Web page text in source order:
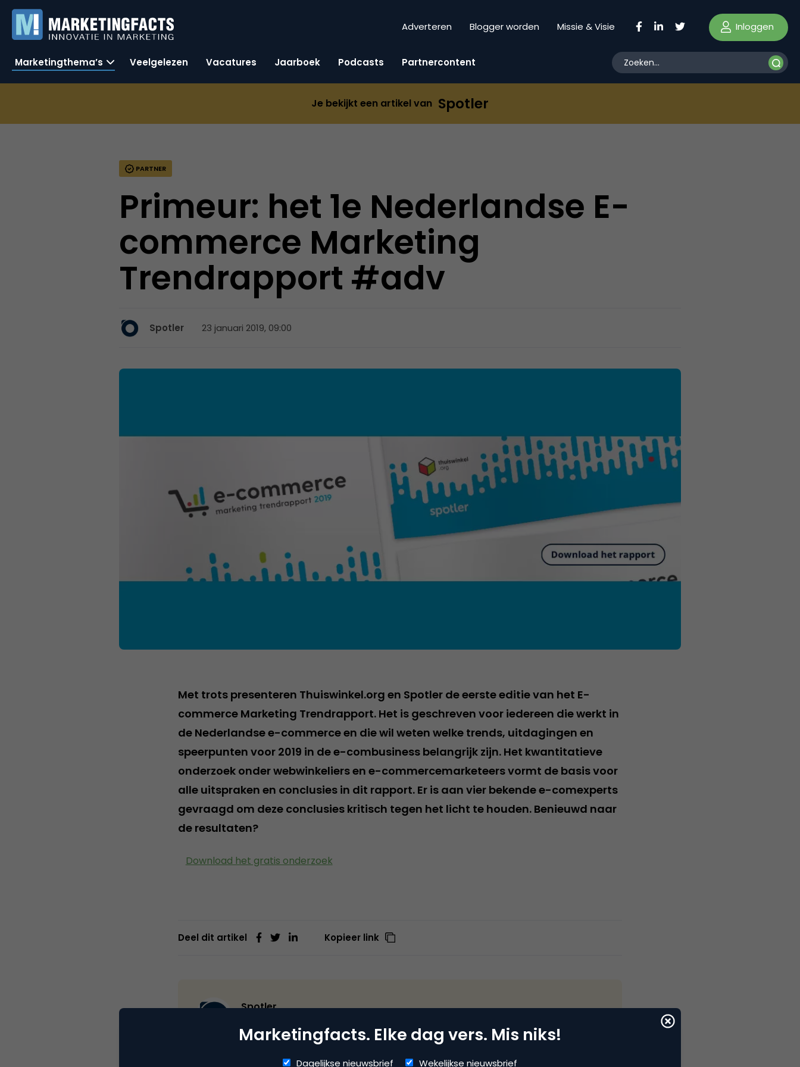
Adverteren Blogger worden Missie & Visie Inloggen
Marketingthema’s Veelgelezen Vacatures Jaarboek Podcasts Partnercontent
Je bekijkt een artikel van Spotler
PARTNER
Primeur: het 1e Nederlandse E-
commerce Marketing
Trendrapport #adv
Spotler 23 januari 2019, 09:00
Met trots presenteren Thuiswinkel.org en Spotler de eerste editie van het E-
commerce Marketing Trendrapport. Het is geschreven voor iedereen die werkt in
de Nederlandse e-commerce en die wil weten welke trends, uitdagingen en
speerpunten voor 2019 in de e-combusiness belangrijk zijn. Het kwantitatieve
onderzoek onder webwinkeliers en e-commercemarketeers vormt de basis voor
alle uitspraken en conclusies in dit rapport. Er is aan vier bekende e-comexperts
gevraagd om deze conclusies kritisch tegen het licht te houden. Benieuwd naar
de resultaten?
Download het gratis onderzoek
Deel dit artikel Kopieer link
Spotler
Marketingfacts. Elke dag vers. Mis niks!
Dagelijkse nieuwsbrief Wekelijkse nieuwsbrief